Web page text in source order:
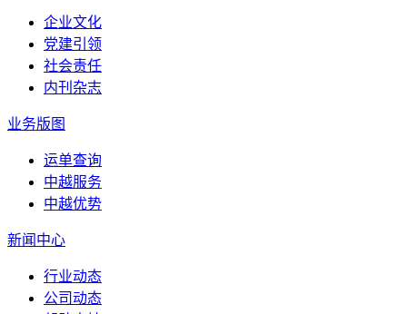
企业文化
党建引领
社会责任
内刊杂志
业务版图
运单查询
中越服务
中越优势
新闻中心
行业动态
公司动态